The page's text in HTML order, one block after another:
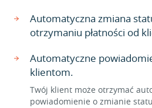
Automatyczna zmiana
otrzymaniu płatności od
Automatyczne
klientom.
Twój klient może otrzymać
powiadomienie o zmianie